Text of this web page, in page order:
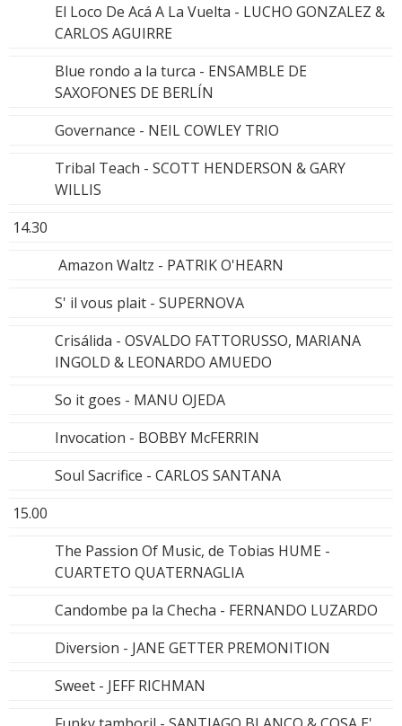
El Loco De Acá A La Vuelta - LUCHO GONZALEZ &
CARLOS AGUIRRE
Blue rondo a la turca - ENSAMBLE DE
SAXOFONES DE BERLÍN
Governance - NEIL COWLEY TRIO
Tribal Teach - SCOTT HENDERSON & GARY
WILLIS
14.30
Amazon Waltz - PATRIK O'HEARN
S' il vous plait - SUPERNOVA
Crisálida - OSVALDO FATTORUSSO, MARIANA
INGOLD & LEONARDO AMUEDO
So it goes - MANU OJEDA
Invocation - BOBBY McFERRIN
Soul Sacrifice - CARLOS SANTANA
15.00
The Passion Of Music, de Tobias HUME -
CUARTETO QUATERNAGLIA
Candombe pa la Checha - FERNANDO LUZARDO
Diversion - JANE GETTER PREMONITION
Sweet - JEFF RICHMAN